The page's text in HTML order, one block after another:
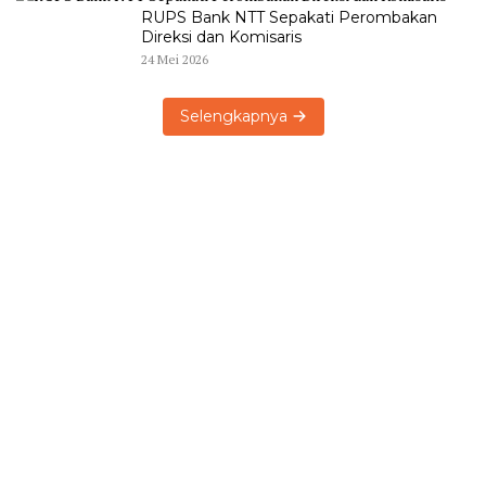
RUPS Bank NTT Sepakati Perombakan
Direksi dan Komisaris
24 Mei 2026
Selengkapnya